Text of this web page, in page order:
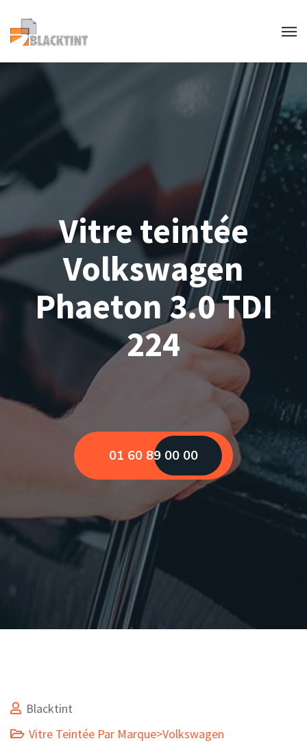
Vitre teintée
Volkswagen
Phaeton 3.0 TDI
224
01 60 89 00 00
Blacktint
Vitre Teintée Par Marque>Volkswagen